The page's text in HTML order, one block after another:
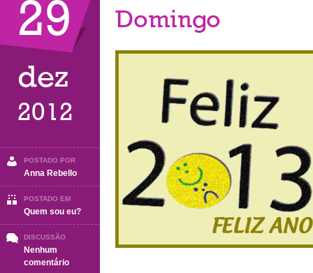
29
dez
2012
POSTADO POR
Anna Rebello
POSTADO EM
Quem sou eu?
DISCUSSÃO
Nenhum
comentárioem
Domingo